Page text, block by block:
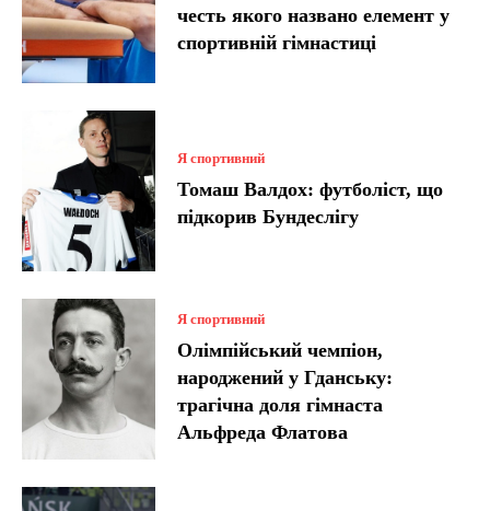
честь якого названо елемент у
спортивній гімнастиці
Я спортивний
Томаш Валдох: футболіст, що
підкорив Бундеслігу
Я спортивний
Олімпійський чемпіон,
народжений у Гданську:
трагічна доля гімнаста
Альфреда Флатова